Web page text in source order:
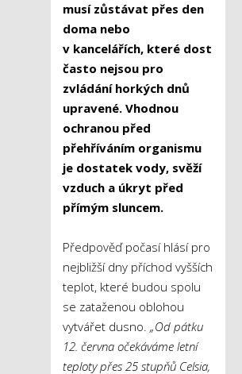
musí zůstávat přes den
doma nebo
v kancelářích, které dost
často nejsou pro
zvládání horkých dnů
upravené. Vhodnou
ochranou před
přehříváním organismu
je dostatek vody, svěží
vzduch a úkryt před
přímým sluncem.
Předpověď počasí hlásí pro
nejbližší dny příchod vyšších
teplot, které budou spolu
se zataženou oblohou
vytvářet dusno. „Od pátku
12. června očekáváme letní
teploty přes 25 stupňů Celsia,